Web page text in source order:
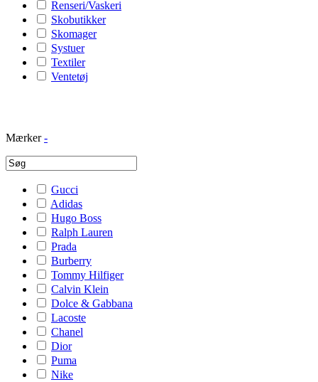
Renseri/Vaskeri
Skobutikker
Skomager
Systuer
Textiler
Ventetøj
Mærker -
Gucci
Adidas
Hugo Boss
Ralph Lauren
Prada
Burberry
Tommy Hilfiger
Calvin Klein
Dolce & Gabbana
Lacoste
Chanel
Dior
Puma
Nike